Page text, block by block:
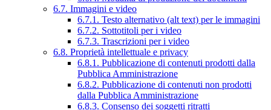
6.7. Immagini e video
6.7.1. Testo alternativo (alt text) per le immagini
6.7.2. Sottotitoli per i video
6.7.3. Trascrizioni per i video
6.8. Proprietà intellettuale e privacy
6.8.1. Pubblicazione di contenuti prodotti dalla
Pubblica Amministrazione
6.8.2. Pubblicazione di contenuti non prodotti
dalla Pubblica Amministrazione
6.8.3. Consenso dei soggetti ritratti